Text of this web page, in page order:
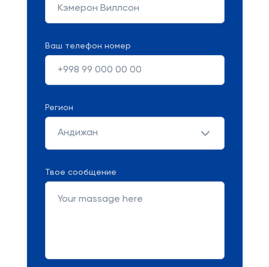
Ваш телефон номер
Регион
Андижан
Твое сообщение